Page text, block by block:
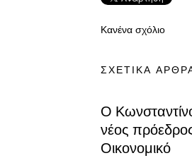
Κανένα σχόλιο
ΣΧΕΤΙΚΆ
Ο
νέος
Οικονομικό